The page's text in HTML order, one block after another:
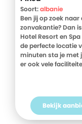
Soort:albanie
Ben jij op zoek
zonvakantie? Dan
Hotel Resort en
de perfecte locatie
minuten sta je met
er ook vele
spacentrum. Zin
Pinea Hotel kun je
terecht. Met ook
ultieme
bij Pinea Hotel
Bekijk